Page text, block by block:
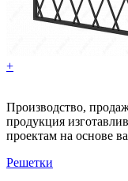
+
Производство,
продукция
проектам на основе
Решетки